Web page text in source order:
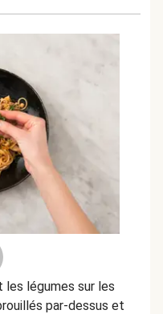
légumes sur les
par-dessus et